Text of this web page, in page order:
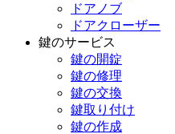
ドアノブ
ドアクローザー
鍵のサービス
鍵の開錠
鍵の修理
鍵の交換
鍵取り付け
鍵の作成